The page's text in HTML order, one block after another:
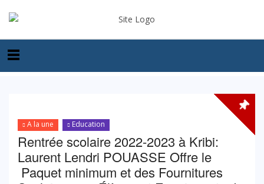
A la une Education
Rentrée scolaire 2022-2023 à Kribi:
Laurent Lendri POUASSE Offre le
Paquet minimum et des Fournitures